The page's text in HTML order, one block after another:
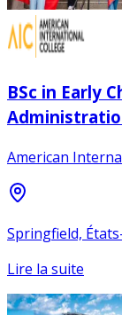
BSc in Early
American
Springfield,
Lire la suite